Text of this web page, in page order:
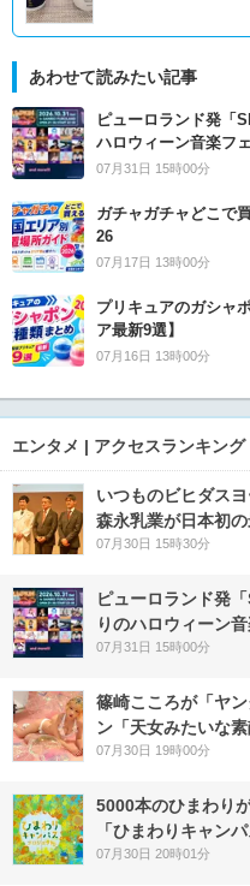
あわせて読みたい記事
ピューロランド発「
ハロウィーン音楽フ
07月31日 15時00分
ガチャガチャどこで
26
07月17日 13時00分
プリキュアのガシャ
ア最新9選】
07月16日 13時00分
エンタメ | アクセスランキング
いつものビヒダス
森永乳業が日本初
07月30日 15時30分
ピューロランド発
りのハロウィーン
07月31日 15時00分
篠崎こころが「ヤ
ン「天女みたいな
07月30日 19時00分
5000本のひまわり
「ひまわりキャン
07月30日 20時01分